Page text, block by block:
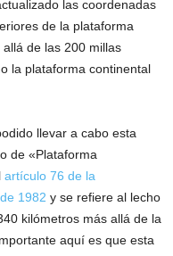
las coordenadas
de la plataforma
de las 200 millas
la plataforma continental
llevar a cabo esta
de «Plataforma
artículo 76 de la
1982 y se refiere al lecho
kilómetros más allá de la
aquí es que esta